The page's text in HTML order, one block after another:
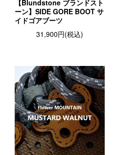
【Blundstone ブランドスト
ーン】SIDE GORE BOOT サ
イドゴアブーツ
31,900円(税込)